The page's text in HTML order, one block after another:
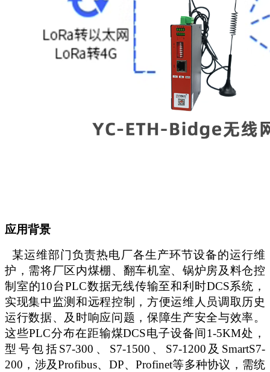
应用背景
某运维部门负责热电厂各生产环节设备的运行维
护，需将厂区内煤棚、翻车机室、锅炉房及料仓控
制室的10台PLC数据无线传输至和利时DCS系统，
实现集中监测和远程控制，方便运维人员调取历史
运行数据、及时响应问题，保障生产安全与效率。
这些PLC分布在距输煤DCS电子设备间1-5KM处，
型号包括S7-300、S7-1500、S7-1200及SmartS7-
200，涉及Profibus、DP、Profinet等多种协议，需统